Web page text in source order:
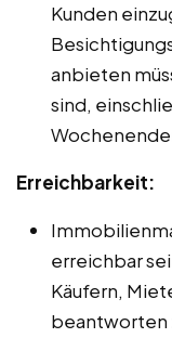
Kunden
anbieten
sind,
Erreichbarkeit:
erreichbar
Käufern,
beantworten